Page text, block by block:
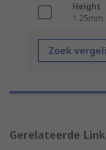
Height
1.25mm
Zoek
Gerelateerde